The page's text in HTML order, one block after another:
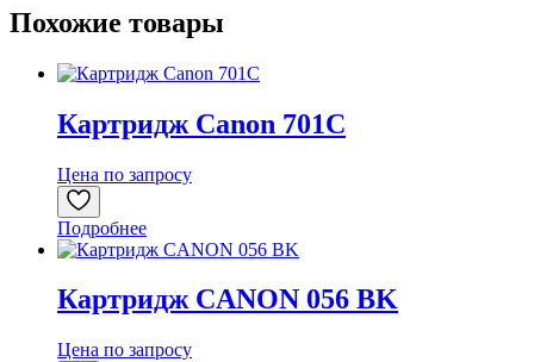
440/CL-
441
Pack
Похожие товары
Картридж Canon 701C
Цена по запросу
Подробнее
Картридж CANON 056 BK
Цена по запросу